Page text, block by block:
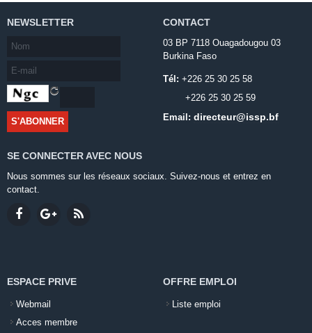
NEWSLETTER CONTACT
03 BP 7118 Ouagadougou 03
Burkina Faso
Tél: +226 25 30 25 58
+226 25 30 25 59
Email: directeur@issp.bf
SE CONNECTER AVEC NOUS
Nous sommes sur les réseaux sociaux. Suivez-nous et entrez en
contact.
ESPACE PRIVE
Webmail
Acces membre
OFFRE EMPLOI
Liste emploi